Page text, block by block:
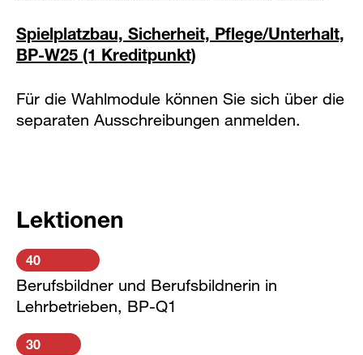
Spielplatzbau, Sicherheit, Pflege/Unterhalt,
BP-W25 (1 Kreditpunkt)
Für die Wahlmodule können Sie sich über die
separaten Ausschreibungen anmelden.
Lektionen
40
Berufsbildner und Berufsbildnerin in
Lehrbetrieben, BP-Q1
30